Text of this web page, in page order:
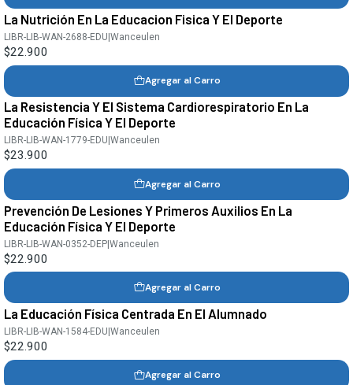
La Nutrición En La Educacion Fisica Y El Deporte
LIBR-LIB-WAN-2688-EDU |Wanceulen
$22.900
Agregar al Carro
La Resistencia Y El Sistema Cardiorespiratorio En La
Educación Física Y El Deporte
LIBR-LIB-WAN-1779-EDU |Wanceulen
$23.900
Agregar al Carro
Prevención De Lesiones Y Primeros Auxilios En La
Educación Física Y El Deporte
LIBR-LIB-WAN-0352-DEP|Wanceulen
$22.900
Agregar al Carro
La Educación Física Centrada En El Alumnado
LIBR-LIB-WAN-1584-EDU |Wanceulen
$22.900
Agregar al Carro